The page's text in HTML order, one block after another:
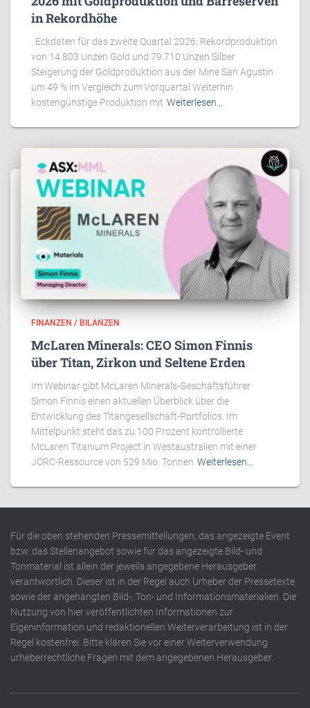
in Rekordhöhe
. Eckdaten für das zweite Quartal 2026: Rekordproduktion
von 14.803 Unzen Gold und 79.710 Unzen Silber
Steigerung der Goldproduktion aus der Mine San Agustin
um 49 % im Vergleich zum Vorquartal Weiterhin
kostengünstige Produktion mit Weiterlesen…
FINANZEN / BILANZEN
McLaren Minerals: CEO Simon Finnis
über Titan, Zirkon und Seltene Erden
Im Webinar gibt McLaren Minerals-Geschäftsführer
Simon Finnis einen aktuellen Überblick über die
Entwicklung des Titangesellschaft-Portfolios. Im
Mittelpunkt steht das zu 100 Prozent kontrollierte
McLaren Titanium Project in Westaustralien mit einer
JORC-Ressource von 529 Mio. Tonnen Weiterlesen…
Für die oben stehenden Pressemitteilungen, das angezeigte Event
bzw. das Stellenangebot sowie für das angezeigte Bild- und
Tonmaterial ist allein der jeweils angegebene Herausgeber
verantwortlich. Dieser ist in der Regel auch Urheber der Pressetexte
sowie der angehängten Bild-, Ton- und Informationsmaterialien. Die
Nutzung von hier veröffentlichten Informationen zur
Eigeninformation und redaktionellen Weiterverarbeitung ist in der
Regel kostenfrei. Bitte klären Sie vor einer Weiterverwendung
urheberrechtliche Fragen mit dem angegebenen Herausgeber.